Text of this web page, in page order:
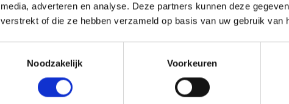
media, adverteren en analyse. Deze partners kunnen deze
verstrekt of die ze hebben verzameld op basis van uw gebruik van
Noodzakelijk
Voorkeuren
Hoe zorg ik voor een goede omgangsregeling?
Wie krijgt bij echtscheiding de huurwoning?